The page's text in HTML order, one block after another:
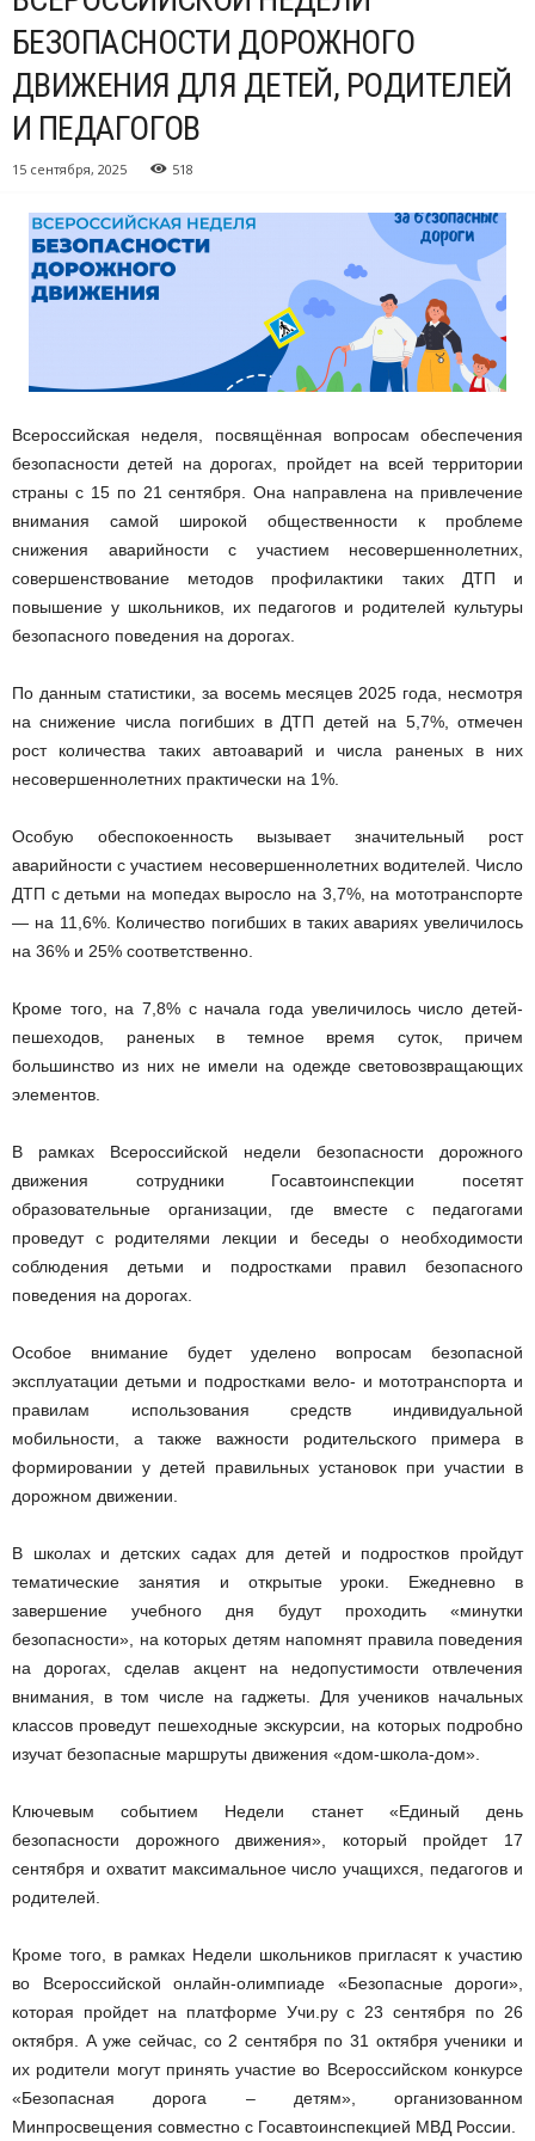
БЕЗОПАСНОСТИ ДОРОЖНОГО
ДВИЖЕНИЯ ДЛЯ ДЕТЕЙ, РОДИТЕЛЕЙ
И ПЕДАГОГОВ
15 сентября, 2025 518
Всероссийская неделя, посвящённая вопросам обеспечения
безопасности детей на дорогах, пройдет на всей территории
страны с 15 по 21 сентября. Она направлена на привлечение
внимания самой широкой общественности к проблеме
снижения аварийности с участием несовершеннолетних,
совершенствование методов профилактики таких ДТП и
повышение у школьников, их педагогов и родителей культуры
безопасного поведения на дорогах.
По данным статистики, за восемь месяцев 2025 года, несмотря
на снижение числа погибших в ДТП детей на 5,7%, отмечен
рост количества таких автоаварий и числа раненых в них
несовершеннолетних практически на 1%.
Особую обеспокоенность вызывает значительный рост
аварийности с участием несовершеннолетних водителей. Число
ДТП с детьми на мопедах выросло на 3,7%, на мототранспорте
— на 11,6%. Количество погибших в таких авариях увеличилось
на 36% и 25% соответственно.
Кроме того, на 7,8% с начала года увеличилось число детей-
пешеходов, раненых в темное время суток, причем
большинство из них не имели на одежде световозвращающих
элементов.
В рамках Всероссийской недели безопасности дорожного
движения сотрудники Госавтоинспекции посетят
образовательные организации, где вместе с педагогами
проведут с родителями лекции и беседы о необходимости
соблюдения детьми и подростками правил безопасного
поведения на дорогах.
Особое внимание будет уделено вопросам безопасной
эксплуатации детьми и подростками вело- и мототранспорта и
правилам использования средств индивидуальной
мобильности, а также важности родительского примера в
формировании у детей правильных установок при участии в
дорожном движении.
В школах и детских садах для детей и подростков пройдут
тематические занятия и открытые уроки. Ежедневно в
завершение учебного дня будут проходить «минутки
безопасности», на которых детям напомнят правила поведения
на дорогах, сделав акцент на недопустимости отвлечения
внимания, в том числе на гаджеты. Для учеников начальных
классов проведут пешеходные экскурсии, на которых подробно
изучат безопасные маршруты движения «дом-школа-дом».
Ключевым событием Недели станет «Единый день
безопасности дорожного движения», который пройдет 17
сентября и охватит максимальное число учащихся, педагогов и
родителей.
Кроме того, в рамках Недели школьников пригласят к участию
во Всероссийской онлайн-олимпиаде «Безопасные дороги»,
которая пройдет на платформе Учи.ру с 23 сентября по 26
октября. А уже сейчас, со 2 сентября по 31 октября ученики и
их родители могут принять участие во Всероссийском конкурсе
«Безопасная дорога – детям», организованном
Минпросвещения совместно с Госавтоинспекцией МВД России.